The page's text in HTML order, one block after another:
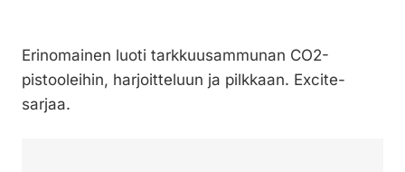
Erinomainen luoti tarkkuusammunan CO2-
pistooleihin, harjoitteluun ja pilkkaan. Excite-
sarjaa.